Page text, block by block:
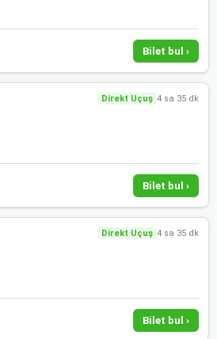
Bilet bul ›
Direkt Uçuş 4 sa 35 dk
Bilet bul ›
Direkt Uçuş 4 sa 35 dk
Bilet bul ›